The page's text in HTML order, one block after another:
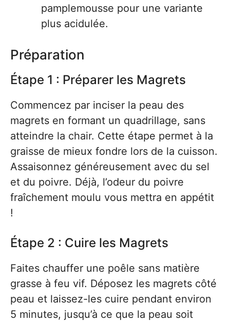
pamplemousse pour une variante
plus acidulée.
Préparation
Étape 1 : Préparer les Magrets
Commencez par inciser la peau des
magrets en formant un quadrillage, sans
atteindre la chair. Cette étape permet à la
graisse de mieux fondre lors de la cuisson.
Assaisonnez généreusement avec du sel
et du poivre. Déjà, l’odeur du poivre
fraîchement moulu vous mettra en appétit
!
Étape 2 : Cuire les Magrets
Faites chauffer une poêle sans matière
grasse à feu vif. Déposez les magrets côté
peau et laissez-les cuire pendant environ
5 minutes, jusqu’à ce que la peau soit